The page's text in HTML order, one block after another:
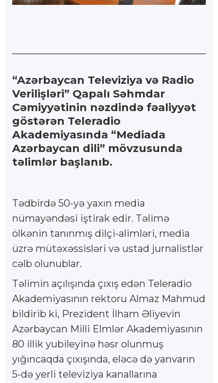
“Azərbaycan Televiziya və Radio
Verilişləri” Qapalı Səhmdar
Cəmiyyətinin nəzdində fəaliyyət
göstərən Teleradio
Akademiyasında “Mediada
Azərbaycan dili” mövzusunda
təlimlər başlanıb.
Tədbirdə 50-yə yaxın media
nümayəndəsi iştirak edir. Təlimə
ölkənin tanınmış dilçi-alimləri, media
üzrə mütəxəssisləri və ustad jurnalistlər
cəlb olunublar.
Təlimin açılışında çıxış edən Teleradio
Akademiyasının rektoru Almaz Mahmud
bildirib ki, Prezident İlham Əliyevin
Azərbaycan Milli Elmlər Akademiyasının
80 illik yubileyinə həsr olunmuş
yığıncaqda çıxışında, eləcə də yanvarın
5-də yerli televiziya kanallarına